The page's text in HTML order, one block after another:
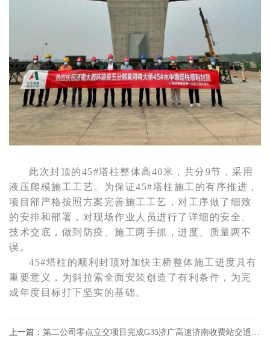
此次封顶的45#塔柱整体高40米，共分9节，采用
液压爬模施工工艺。 为保证45#塔柱施工的有序推进，
项目部严格按照方案完善施工工艺，对工序做了细致
的安排和部署，对现场作业人员进行了详细的安全、
技术交底，做到防疫、施工两手抓，进度、质量两不
误。
45#塔柱的顺利封顶对加快主桥整体施工进度具有
重要意义，为斜拉索全面安装创造了有利条件，为完
成年度目标打下坚实的基础。
上一篇： 第二公司零点立交项目完成G35济广高速济南收费站交通封闭工作